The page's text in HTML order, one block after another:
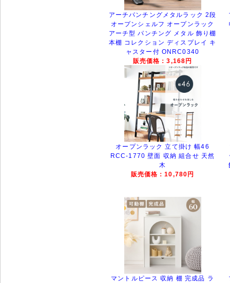
アーチパンチングメタルラック 2段
オープンシェルフ オープンラック
アーチ型 パンチング メタル 飾り棚
本棚 コレクション ディスプレイ キ
ャスター付 ONRC0340
販売価格：3,168円
オープンラック 立て掛け 幅46
RCC-1770 壁面 収納 組合せ 天然
木
販売価格：10,780円
マントルピース 収納 棚 完成品 ラ